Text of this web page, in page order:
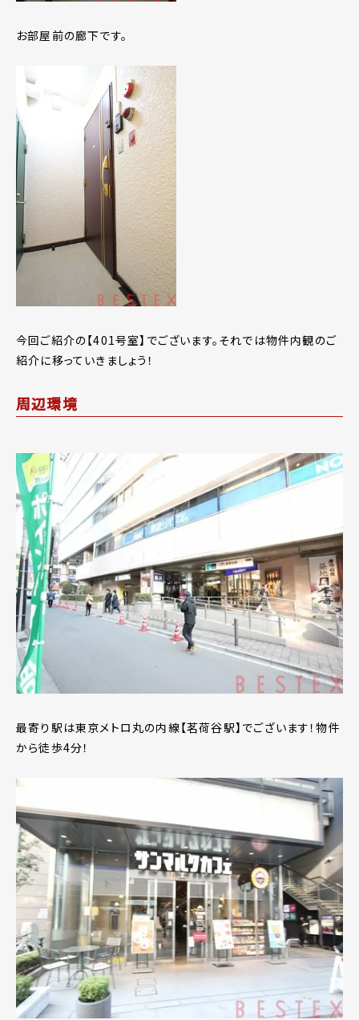
お部屋前の廊下です。
今回ご紹介の【401号室】でございます。それでは物件内観のご
紹介に移っていきましょう！
周辺環境
最寄り駅は東京メトロ丸の内線【茗荷谷駅】でございます！物件
から徒歩4分！